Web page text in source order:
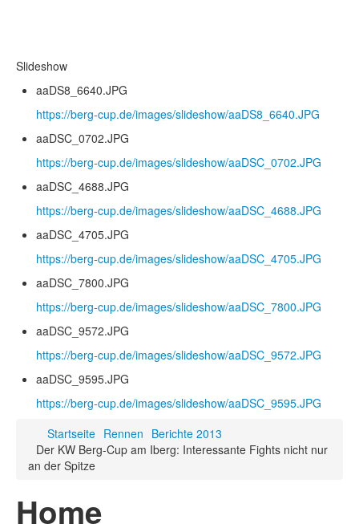
Slideshow
aaDS8_6640.JPG
https://berg-cup.de/images/slideshow/aaDS8_6640.JPG
aaDSC_0702.JPG
https://berg-cup.de/images/slideshow/aaDSC_0702.JPG
aaDSC_4688.JPG
https://berg-cup.de/images/slideshow/aaDSC_4688.JPG
aaDSC_4705.JPG
https://berg-cup.de/images/slideshow/aaDSC_4705.JPG
aaDSC_7800.JPG
https://berg-cup.de/images/slideshow/aaDSC_7800.JPG
aaDSC_9572.JPG
https://berg-cup.de/images/slideshow/aaDSC_9572.JPG
aaDSC_9595.JPG
https://berg-cup.de/images/slideshow/aaDSC_9595.JPG
Startseite Rennen Berichte 2013
Der KW Berg-Cup am Iberg: Interessante Fights nicht nur
an der Spitze
Home